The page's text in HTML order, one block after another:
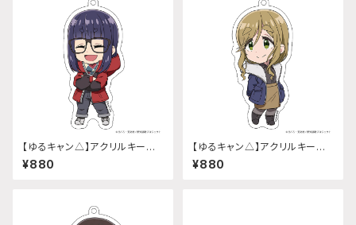
【ゆるキャン△】アクリルキーホ
ルダー (『SEASON3』大垣 千
明)
¥880
【ゆるキャン△】アクリルキーホ
ルダー (『SEASON3』犬山 あお
い)
¥880